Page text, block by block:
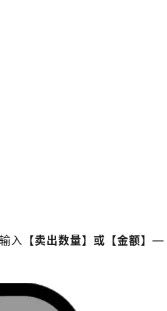
入 【卖出数量】或【金额】 —